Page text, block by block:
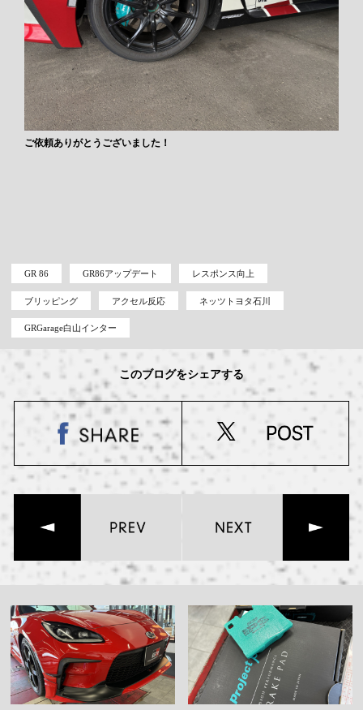
ご依頼ありがとうございました！
GR 86 GR86アップデート レスポンス向上
ブリッピング アクセル反応 ネッツトヨタ石川
GRGarage白山インター
このブログをシェアする